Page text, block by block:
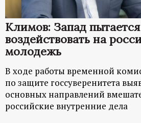
Климов: Запад пытается
воздействовать на
молодежь
В ходе работы временной
по защите госсуверенитета
основных направлений
российские внутренние дела